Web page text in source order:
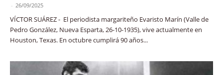
- 26/09/2025
VÍCTOR SUÁREZ - El periodista margariteño Evaristo Marín (Valle de
Pedro González, Nueva Esparta, 26-10-1935), vive actualmente en
Houston, Texas. En octubre cumplirá 90 años...